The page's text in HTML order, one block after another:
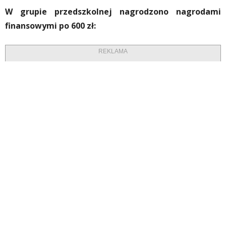
W grupie przedszkolnej nagrodzono nagrodami
finansowymi po 600 zł:
REKLAMA